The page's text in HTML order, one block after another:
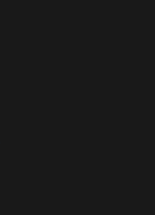
en nueva ventana)
en nueva ventana)